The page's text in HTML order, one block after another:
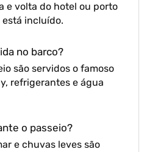
e volta do hotel ou porto
está incluído.
no barco?
são servidos o famoso
refrigerantes e água
o passeio?
e chuvas leves são